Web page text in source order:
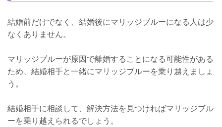
結婚前だけでなく、結婚後にマリッジブルーになる人は少
なくありません。
マリッジブルーが原因で離婚することになる可能性がある
ため、結婚相手と一緒にマリッジブルーを乗り越えましょ
う。
結婚相手に相談して、解決方法を見つければマリッジブル
ーを乗り越えられるでしょう。